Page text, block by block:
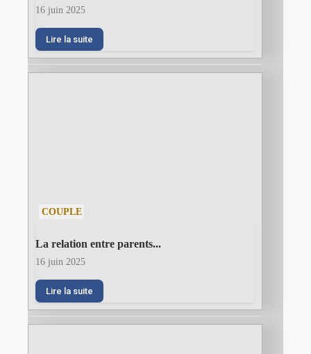
16 juin 2025
Lire la suite
COUPLE
La relation entre parents...
16 juin 2025
Lire la suite